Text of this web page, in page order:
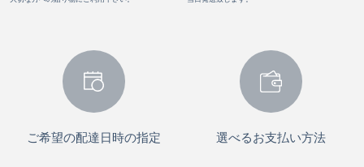
ご希望の配達日時の指定 選べるお支払い方法